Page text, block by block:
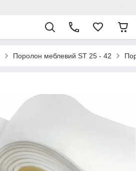
Поролон меблевий ST 25 - 42